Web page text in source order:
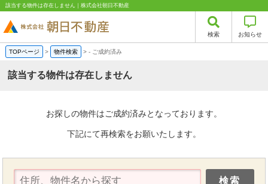
該当する物件は存在しません｜株式会社朝日不動産
検索 お知らせ
TOPページ > 物件検索 >- ご成約済み
該当する物件は存在しません
お探しの物件はご成約済みとなっております。
下記にて再検索をお願いたします。